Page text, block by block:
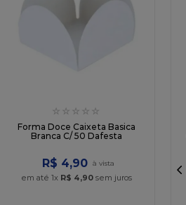
☆ ☆ ☆ ☆ ☆
Forma Doce Caixeta Basica
Branca C/ 50 Dafesta
R$ 4,90
em até 1x R$ 4,90 sem juros